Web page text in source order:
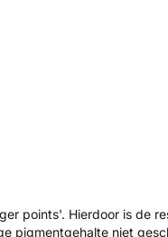
points'. Hierdoor is de
pigmentgehalte niet